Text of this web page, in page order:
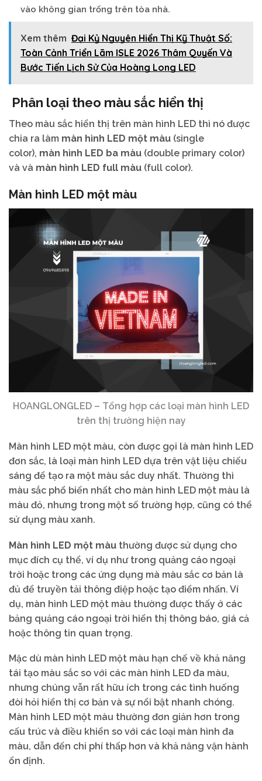
vào không gian trống trên tòa nhà.
Xem thêm Đại Kỷ Nguyên Hiển Thị Kỹ Thuật Số:
Toàn Cảnh Triển Lãm ISLE 2026 Thâm Quyến Và
Bước Tiến Lịch Sử Của Hoàng Long LED
Phân loại theo màu sắc hiển thị
Theo màu sắc hiển thị trên màn hình LED thì nó được
chia ra làm màn hình LED một màu (single
color), màn hình LED ba màu (double primary color)
và và màn hình LED full màu (full color).
Màn hình LED một màu
HOANGLONGLED – Tổng hợp các loại màn hình LED
trên thị trường hiện nay
Màn hình LED một màu, còn được gọi là màn hình LED
đơn sắc, là loại màn hình LED dựa trên vật liệu chiếu
sáng để tạo ra một màu sắc duy nhất. Thường thì
màu sắc phổ biến nhất cho màn hình LED một màu là
màu đỏ, nhưng trong một số trường hợp, cũng có thể
sử dụng màu xanh.
Màn hình LED một màu thường được sử dụng cho
mục đích cụ thể, ví dụ như trong quảng cáo ngoại
trời hoặc trong các ứng dụng mà màu sắc cơ bản là
đủ để truyền tải thông điệp hoặc tạo điểm nhấn. Ví
dụ, màn hình LED một màu thường được thấy ở các
bảng quảng cáo ngoại trời hiển thị thông báo, giá cả
hoặc thông tin quan trọng.
Mặc dù màn hình LED một màu hạn chế về khả năng
tái tạo màu sắc so với các màn hình LED đa màu,
nhưng chúng vẫn rất hữu ích trong các tình huống
đòi hỏi hiển thị cơ bản và sự nổi bật nhanh chóng.
Màn hình LED một màu thường đơn giản hơn trong
cấu trúc và điều khiển so với các loại màn hình đa
màu, dẫn đến chi phí thấp hơn và khả năng vận hành
ổn định.